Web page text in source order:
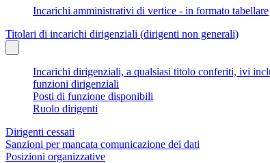
Incarichi amministrativi di vertice - in formato tabellare
Titolari di incarichi dirigenziali (dirigenti non generali)
Incarichi dirigenziali, a qualsiasi titolo conferiti, ivi
funzioni dirigenziali
Posti di funzione disponibili
Ruolo dirigenti
Dirigenti cessati
Sanzioni per mancata comunicazione dei dati
Posizioni organizzative